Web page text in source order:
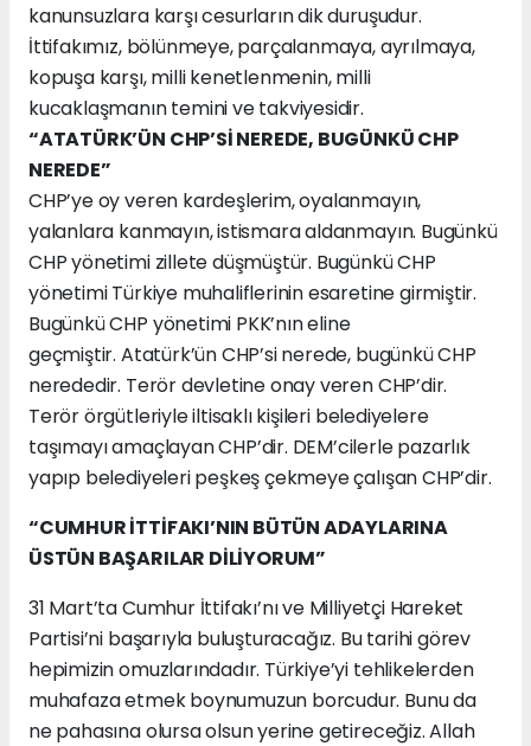
kanunsuzlara karşı cesurların dik duruşudur.
İttifakımız, bölünmeye, parçalanmaya, ayrılmaya,
kopuşa karşı, milli kenetlenmenin, milli
kucaklaşmanın temini ve takviyesidir.
“ATATÜRK’ÜN CHP’Sİ NEREDE, BUGÜNKÜ CHP
NEREDE”
CHP’ye oy veren kardeşlerim, oyalanmayın,
yalanlara kanmayın, istismara aldanmayın. Bugünkü
CHP yönetimi zillete düşmüştür. Bugünkü CHP
yönetimi Türkiye muhaliflerinin esaretine girmiştir.
Bugünkü CHP yönetimi PKK’nın eline
geçmiştir. Atatürk’ün CHP’si nerede, bugünkü CHP
nerededir. Terör devletine onay veren CHP’dir.
Terör örgütleriyle iltisaklı kişileri belediyelere
taşımayı amaçlayan CHP’dir. DEM’cilerle pazarlık
yapıp belediyeleri peşkeş çekmeye çalışan CHP’dir.
“CUMHUR İTTİFAKI’NIN BÜTÜN ADAYLARINA
ÜSTÜN BAŞARILAR DİLİYORUM”
31 Mart’ta Cumhur İttifakı’nı ve Milliyetçi Hareket
Partisi’ni başarıyla buluşturacağız. Bu tarihi görev
hepimizin omuzlarındadır. Türkiye’yi tehlikelerden
muhafaza etmek boynumuzun borcudur. Bunu da
ne pahasına olursa olsun yerine getireceğiz. Allah